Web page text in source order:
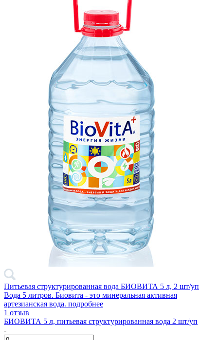
Питьевая структурированная вода БИОВИТА 5 л, 2 шт/уп
Вода 5 литров. Биовита - это минеральная активная
артезианская вода. подробнее
1 отзыв
БИОВИТА 5 л, питьевая структурированная вода 2 шт/уп
-